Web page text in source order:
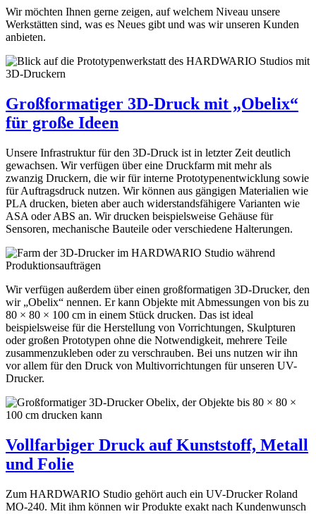
Wir möchten Ihnen gerne zeigen, auf welchem Niveau unsere
Werkstätten sind, was es Neues gibt und was wir unseren Kunden
anbieten.
Großformatiger 3D-Druck mit „Obelix“
für große Ideen
Unsere Infrastruktur für den 3D-Druck ist in letzter Zeit deutlich
gewachsen. Wir verfügen über eine Druckfarm mit mehr als
zwanzig Druckern, die wir für interne Prototypenentwicklung sowie
für Auftragsdruck nutzen. Wir können aus gängigen Materialien wie
PLA drucken, bieten aber auch widerstandsfähigere Varianten wie
ASA oder ABS an. Wir drucken beispielsweise Gehäuse für
Sensoren, mechanische Bauteile oder verschiedene Halterungen.
Wir verfügen außerdem über einen großformatigen 3D-Drucker, den
wir „Obelix“ nennen. Er kann Objekte mit Abmessungen von bis zu
80 × 80 × 100 cm in einem Stück drucken. Das ist ideal
beispielsweise für die Herstellung von Vorrichtungen, Skulpturen
oder großen Prototypen ohne die Notwendigkeit, mehrere Teile
zusammenzukleben oder zu verschrauben. Bei uns nutzen wir ihn
vor allem für den Druck von Multivorrichtungen für unseren UV-
Drucker.
Vollfarbiger Druck auf Kunststoff, Metall
und Folie
Zum HARDWARIO Studio gehört auch ein UV-Drucker Roland
MO-240. Mit ihm können wir Produkte exakt nach Kundenwunsch